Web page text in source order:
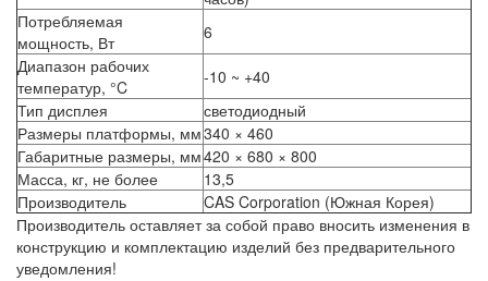
Потребляемая
мощность, Вт
6
Диапазон рабочих
температур, °C
-10 ~ +40
Тип дисплея
светодиодный
Размеры платформы, мм340 × 460
Габаритные размеры, мм420 × 680 × 800
Масса, кг, не более
13,5
Производитель
CAS Corporation (Южная Корея)
Производитель оставляет за собой право вносить изменения в
конструкцию и комплектацию изделий без предварительного
уведомления!